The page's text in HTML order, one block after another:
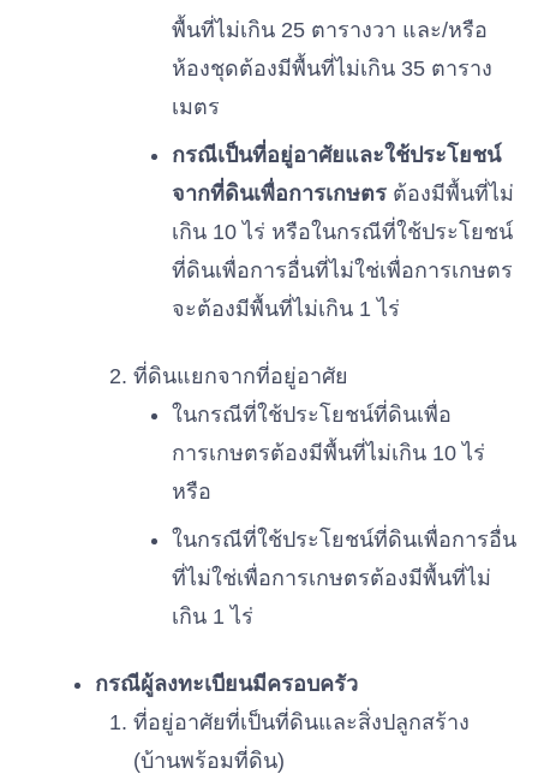
พื้นที่ไม่เกิน 25 ตารางวา และ/หรือ
ห้องชุดต้องมีพื้นที่ไม่เกิน 35 ตาราง
เมตร
กรณีเป็นที่อยู่อาศัยและใช้ประโยชน์
จากที่ดินเพื่อการเกษตร ต้องมีพื้นที่ไม่
เกิน 10 ไร่ หรือในกรณีที่ใช้ประโยชน์
ที่ดินเพื่อการอื่นที่ไม่ใช่เพื่อการเกษตร
จะต้องมีพื้นที่ไม่เกิน 1 ไร่
ที่ดินแยกจากที่อยู่อาศัย
ในกรณีที่ใช้ประโยชน์ที่ดินเพื่อ
การเกษตรต้องมีพื้นที่ไม่เกิน 10 ไร่
หรือ
ในกรณีที่ใช้ประโยชน์ที่ดินเพื่อการอื่น
ที่ไม่ใช่เพื่อการเกษตรต้องมีพื้นที่ไม่
เกิน 1 ไร่
กรณีผู้ลงทะเบียนมีครอบครัว
ที่อยู่อาศัยที่เป็นที่ดินและสิ่งปลูกสร้าง
(บ้านพร้อมที่ดิน)